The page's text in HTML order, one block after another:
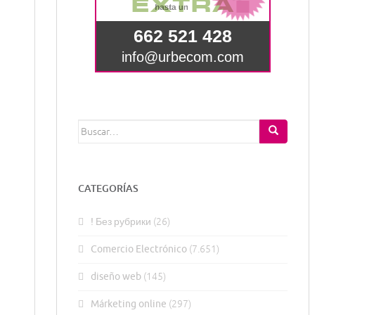
Buscar:
CATEGORÍAS
! Без рубрики (26)
Comercio Electrónico (7.651)
diseño web (145)
Márketing online (297)